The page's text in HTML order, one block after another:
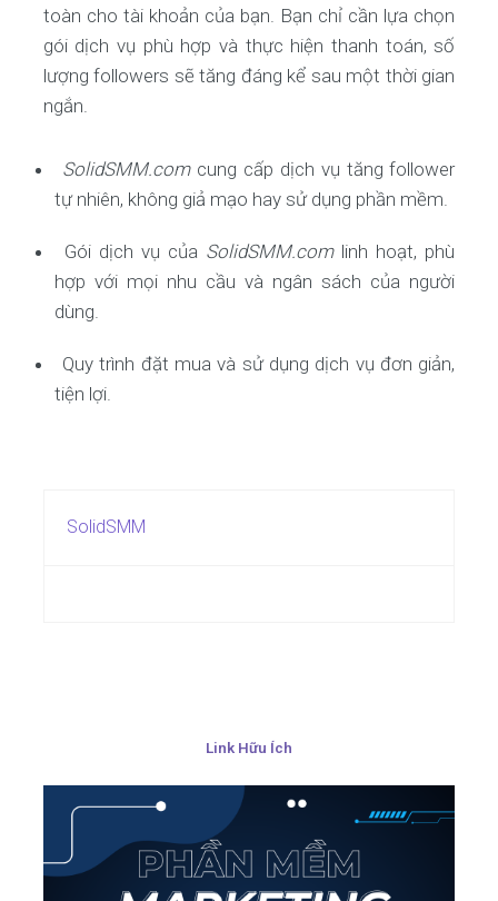
toàn cho tài khoản của bạn. Bạn chỉ cần lựa chọn
gói dịch vụ phù hợp và thực hiện thanh toán, số
lượng followers sẽ tăng đáng kể sau một thời gian
ngắn.
SolidSMM.comcung cấp dịch vụ tăng follower
tự nhiên, không giả mạo hay sử dụng phần mềm.
Gói dịch vụ của SolidSMM.comlinh hoạt, phù
hợp với mọi nhu cầu và ngân sách của người
dùng.
Quy trình đặt mua và sử dụng dịch vụ đơn giản,
tiện lợi.
SolidSMM
Link Hữu Ích